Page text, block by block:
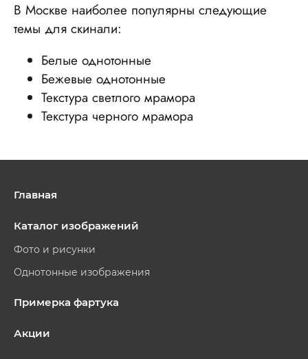
В Москве наиболее популярны следующие
темы для скинали:
Белые однотонные
Бежевые однотонные
Текстура светлого мрамора
Текстура черного мрамора
Главная
Каталог изображений
Фото и рисунки
Однотонные изображения
Примерка фартука
Акции